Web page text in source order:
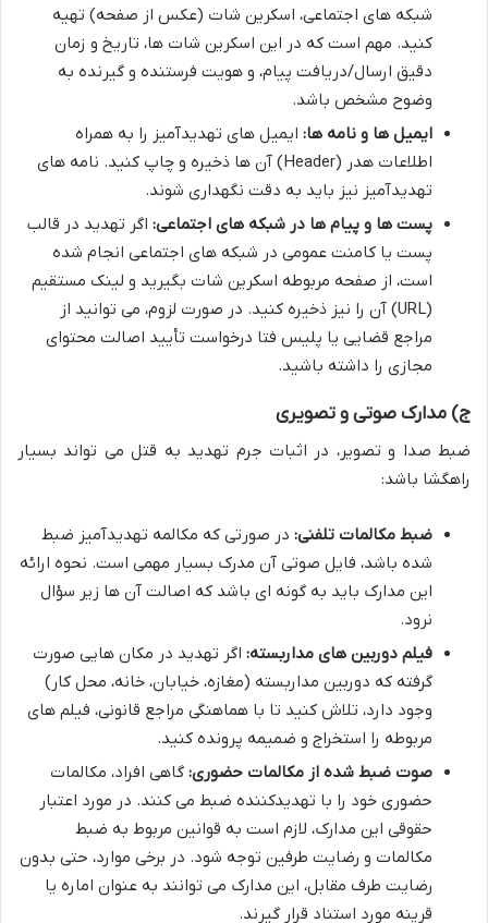
شبکه های اجتماعی، اسکرین شات (عکس از صفحه) تهیه
کنید. مهم است که در این اسکرین شات ها، تاریخ و زمان
دقیق ارسال/دریافت پیام، و هویت فرستنده و گیرنده به
وضوح مشخص باشد.
ایمیل ها و نامه ها: ایمیل های تهدیدآمیز را به همراه
اطلاعات هدر (Header) آن ها ذخیره و چاپ کنید. نامه های
تهدیدآمیز نیز باید به دقت نگهداری شوند.
پست ها و پیام ها در شبکه های اجتماعی: اگر تهدید در قالب
پست یا کامنت عمومی در شبکه های اجتماعی انجام شده
است، از صفحه مربوطه اسکرین شات بگیرید و لینک مستقیم
(URL) آن را نیز ذخیره کنید. در صورت لزوم، می توانید از
مراجع قضایی یا پلیس فتا درخواست تأیید اصالت محتوای
مجازی را داشته باشید.
ج) مدارک صوتی و تصویری
ضبط صدا و تصویر، در اثبات جرم تهدید به قتل می تواند بسیار
راهگشا باشد:
ضبط مکالمات تلفنی: در صورتی که مکالمه تهدیدآمیز ضبط
شده باشد، فایل صوتی آن مدرک بسیار مهمی است. نحوه ارائه
این مدارک باید به گونه ای باشد که اصالت آن ها زیر سؤال
نرود.
فیلم دوربین های مداربسته: اگر تهدید در مکان هایی صورت
گرفته که دوربین مداربسته (مغازه، خیابان، خانه، محل کار)
وجود دارد، تلاش کنید تا با هماهنگی مراجع قانونی، فیلم های
مربوطه را استخراج و ضمیمه پرونده کنید.
صوت ضبط شده از مکالمات حضوری: گاهی افراد، مکالمات
حضوری خود را با تهدیدکننده ضبط می کنند. در مورد اعتبار
حقوقی این مدارک، لازم است به قوانین مربوط به ضبط
مکالمات و رضایت طرفین توجه شود. در برخی موارد، حتی بدون
رضایت طرف مقابل، این مدارک می توانند به عنوان اماره یا
قرینه مورد استناد قرار گیرند.